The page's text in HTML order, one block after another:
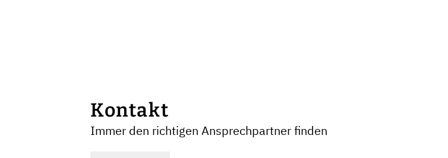
Kontakt
Immer den richtigen Ansprechpartner finden